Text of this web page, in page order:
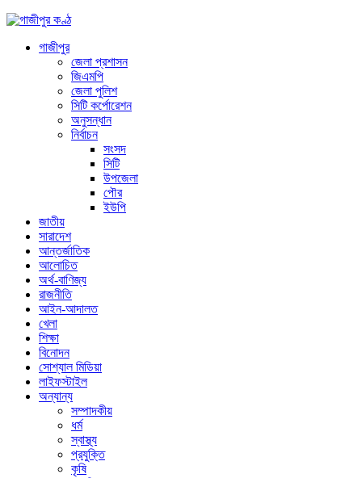
গাজীপুর
জেলা প্রশাসন
জিএমপি
জেলা পুলিশ
সিটি কর্পোরেশন
অনুসন্ধান
নির্বাচন
সংসদ
সিটি
উপজেলা
পৌর
ইউপি
জাতীয়
সারাদেশ
আন্তর্জাতিক
আলোচিত
অর্থ-বাণিজ্য
রাজনীতি
আইন-আদালত
খেলা
শিক্ষা
বিনোদন
সোশ্যাল মিডিয়া
লাইফস্টাইল
অন্যান্য
সম্পাদকীয়
ধর্ম
স্বাস্থ্য
প্রযুক্তি
কৃষি